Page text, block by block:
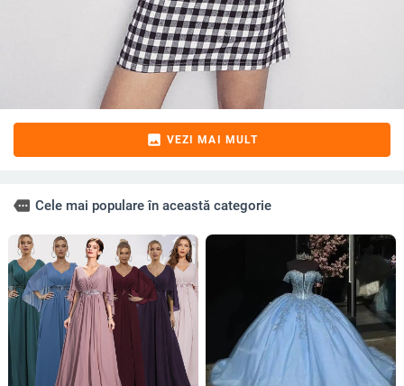
image VEZI MAI MULT
more Cele mai populare în această categorie